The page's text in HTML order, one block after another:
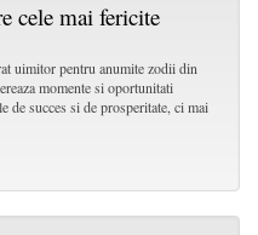
cele mai fericite
uimitor pentru anumite zodii din
momente si oportunitati
de succes si de prosperitate, ci mai